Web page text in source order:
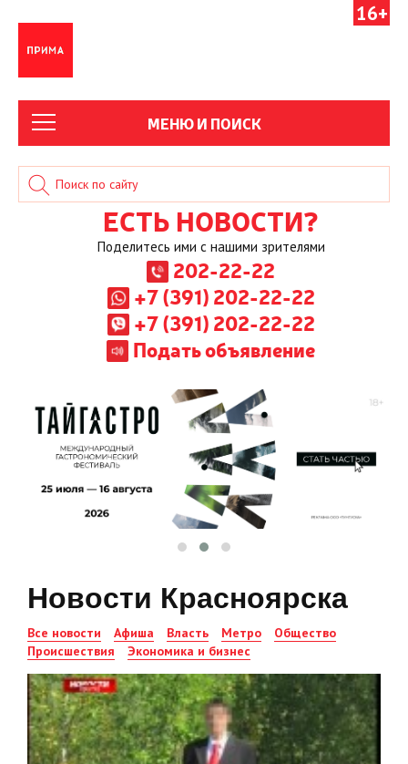
16+
МЕНЮ И ПОИСК
ЕСТЬ НОВОСТИ?
Поделитесь ими с нашими зрителями
202-22-22
+7 (391) 202-22-22
+7 (391) 202-22-22
Подать объявление
Новости Красноярска
Все новости Афиша Власть Метро
Общество
Происшествия
Экономика и бизнес